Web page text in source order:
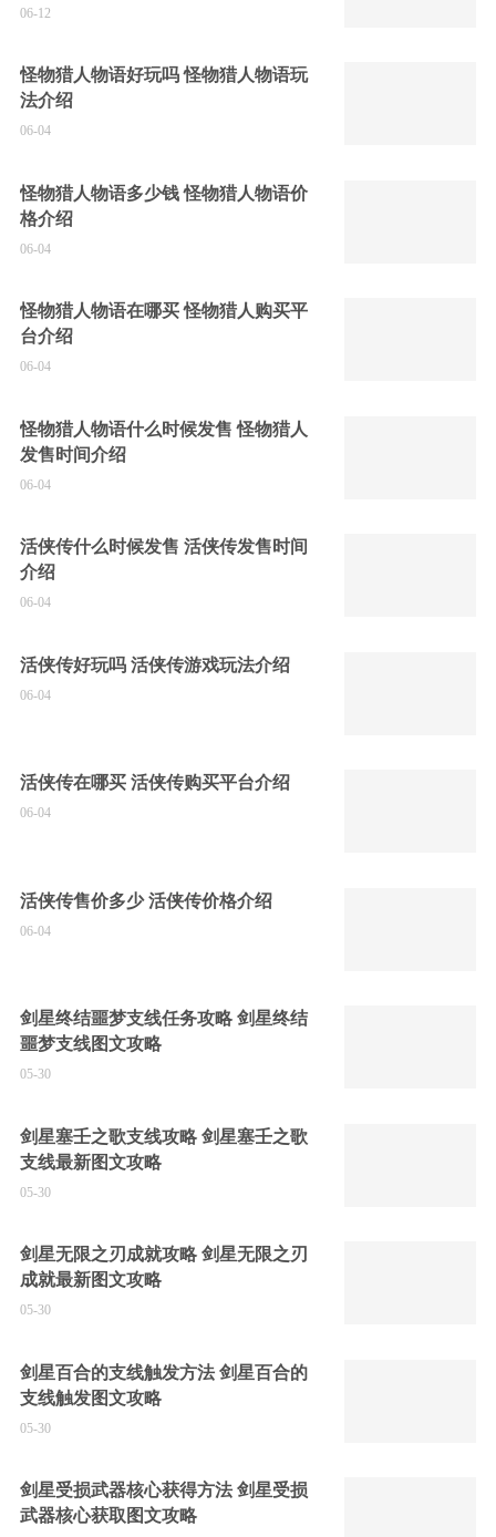
06-12
怪物猎人物语好玩吗 怪物猎人物语玩
法介绍
06-04
怪物猎人物语多少钱 怪物猎人物语价
格介绍
06-04
怪物猎人物语在哪买 怪物猎人购买平
台介绍
06-04
怪物猎人物语什么时候发售 怪物猎人
发售时间介绍
06-04
活侠传什么时候发售 活侠传发售时间
介绍
06-04
活侠传好玩吗 活侠传游戏玩法介绍
06-04
活侠传在哪买 活侠传购买平台介绍
06-04
活侠传售价多少 活侠传价格介绍
06-04
剑星终结噩梦支线任务攻略 剑星终结
噩梦支线图文攻略
05-30
剑星塞壬之歌支线攻略 剑星塞壬之歌
支线最新图文攻略
05-30
剑星无限之刃成就攻略 剑星无限之刃
成就最新图文攻略
05-30
剑星百合的支线触发方法 剑星百合的
支线触发图文攻略
05-30
剑星受损武器核心获得方法 剑星受损
武器核心获取图文攻略